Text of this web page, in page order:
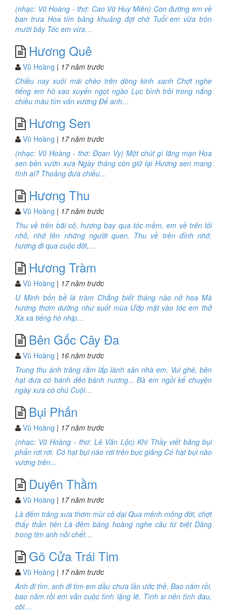
(nhạc: Vũ Hoàng - thơ: Cao Vũ Huy Miên) Con đường em về
ban trưa Hoa tím bâng khuâng đợi chờ Tuổi em vừa tròn
mười bảy Tóc em vừa…
Hương Quê
Vũ Hoàng | 17 năm trước
Chiều nay xuôi mái chèo trên dòng kinh xanh Chợt nghe
tiếng em hò xao xuyến ngọt ngào Lục bình trôi trong nắng
chiều màu tím vấn vương Để anh…
Hương Sen
Vũ Hoàng | 17 năm trước
(nhạc: Vũ Hoàng - thơ: Đoan Vy) Một chút gì lãng mạn Hoa
sen bên vườn xưa Ngày tháng còn giữ lại Hương sen mang
tình ai? Thoảng đưa chiều…
Hương Thu
Vũ Hoàng | 17 năm trước
Thu về trên bãi cỏ, hương bay qua tóc mềm, em về trên lối
nhỏ, nhớ tên những người quen. Thu về trên đỉnh nhớ,
hương đi qua cuộc đời,…
Hương Tràm
Vũ Hoàng | 17 năm trước
U Minh bốn bề là tràm Chẳng biết tháng nào nở hoa Mà
hương thơm dường như suốt mùa Ướp mật vào tóc em thở
Xa xa tiếng hò nhịp…
Bên Gốc Cây Đa
Vũ Hoàng | 16 năm trước
Trung thu ánh trăng rằm lắp lánh sân nhà em, Vui ghê, bên
hạt dưa có bánh dẻo bánh nương... Bà em ngồi kể chuyện
ngày xưa có chú Cuội…
Bụi Phấn
Vũ Hoàng | 17 năm trước
(nhạc: Vũ Hoàng - thơ: Lê Văn Lộc) Khi Thầy viết bảng bụi
phấn rơi rơi. Có hạt bụi nào rơi trên bục giảng Có hạt bụi nào
vương trên…
Duyên Thầm
Vũ Hoàng | 17 năm trước
Là đêm trăng xưa thơm mùi cỏ dại Qua mênh mông đời, chợt
thấy thần tiên Là đêm bàng hoàng nghe câu từ biệt Dâng
trong tim anh nỗi chết…
Gõ Cửa Trái Tim
Vũ Hoàng | 17 năm trước
Anh đi tìm, anh đi tìm em dầu chưa lần ước thề. Bao năm rồi,
bao năm rồi em vẫn cuộc tình lặng lẽ. Tình si nên tình đau,
cõi…